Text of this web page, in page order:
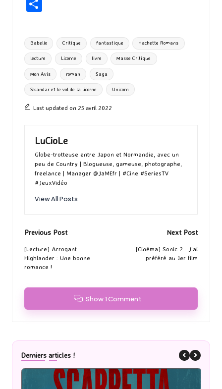
o
o
k
d
o
n
l
ky bl
r
ds
ta
g
er
Tags:
Babelio Critique fantastique Hachette Romans
lecture Licorne livre Masse Critique
Mon Avis roman Saga
Skandar et le vol de la licorne Unicorn
Last updated on 25 avril 2022
LuCioLe
Globe-trotteuse entre Japon et Normandie, avec un
peu de Country | Blogueuse, gameuse, photographe,
freelance | Manager @JaMEfr | #Cine #SeriesTV
#JeuxVidéo
View All Posts
Post
navigation
Previous Post
[Lecture] Arrogant
Highlander : Une bonne
romance !
Next Post
[Cinéma] Sonic 2 : J’ai
préféré au 1er film
Show 1 Comment
Derniers articles !